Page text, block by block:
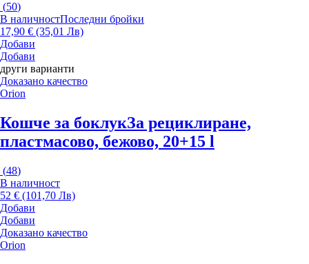
(50)
В наличностПоследни бройки
17,90 € (35,01 Лв)
Добави
Добави
други варианти
Доказано качество
Orion
Кошче за боклукЗа рециклиране,
пластмасово, бежово, 20+15 l
(48)
В наличност
52 € (101,70 Лв)
Добави
Добави
Доказано качество
Orion